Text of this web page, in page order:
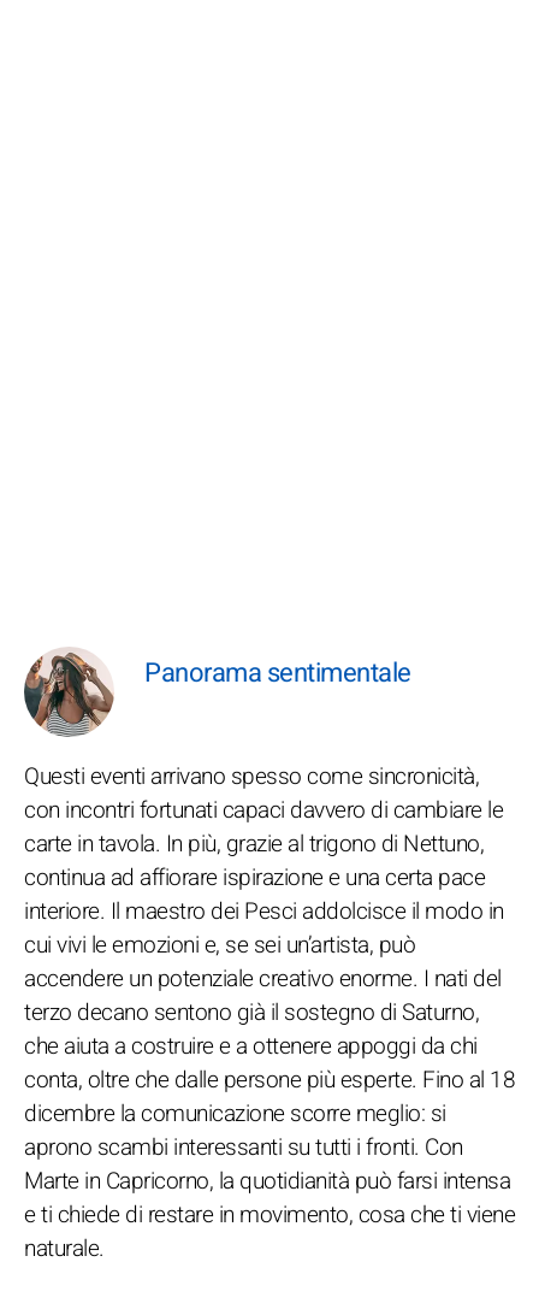
Panorama sentimentale
Questi eventi arrivano spesso come sincronicità,
con incontri fortunati capaci davvero di cambiare le
carte in tavola. In più, grazie al trigono di Nettuno,
continua ad affiorare ispirazione e una certa pace
interiore. Il maestro dei Pesci addolcisce il modo in
cui vivi le emozioni e, se sei un’artista, può
accendere un potenziale creativo enorme. I nati del
terzo decano sentono già il sostegno di Saturno,
che aiuta a costruire e a ottenere appoggi da chi
conta, oltre che dalle persone più esperte. Fino al 18
dicembre la comunicazione scorre meglio: si
aprono scambi interessanti su tutti i fronti. Con
Marte in Capricorno, la quotidianità può farsi intensa
e ti chiede di restare in movimento, cosa che ti viene
naturale.